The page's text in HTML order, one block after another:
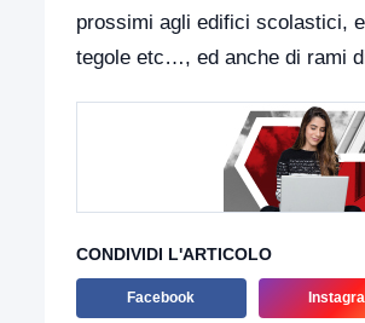
prossimi agli edifici scolastici,
tegole etc…, ed anche di rami
CONDIVIDI L'ARTICOLO
Facebook